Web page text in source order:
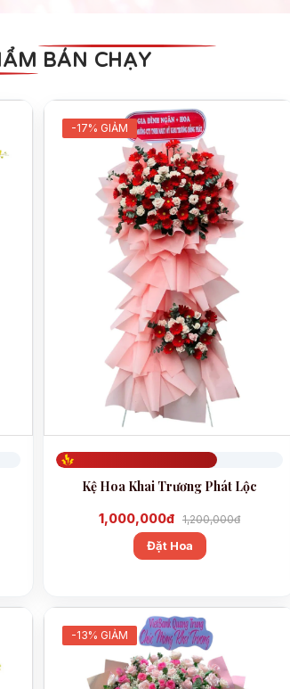
BÁN CHẠY
-17% GIẢM
Kệ Hoa Khai Trương Phát Lộc
1,000,000đ 1,200,000đ
Đặt Hoa
-13% GIẢM